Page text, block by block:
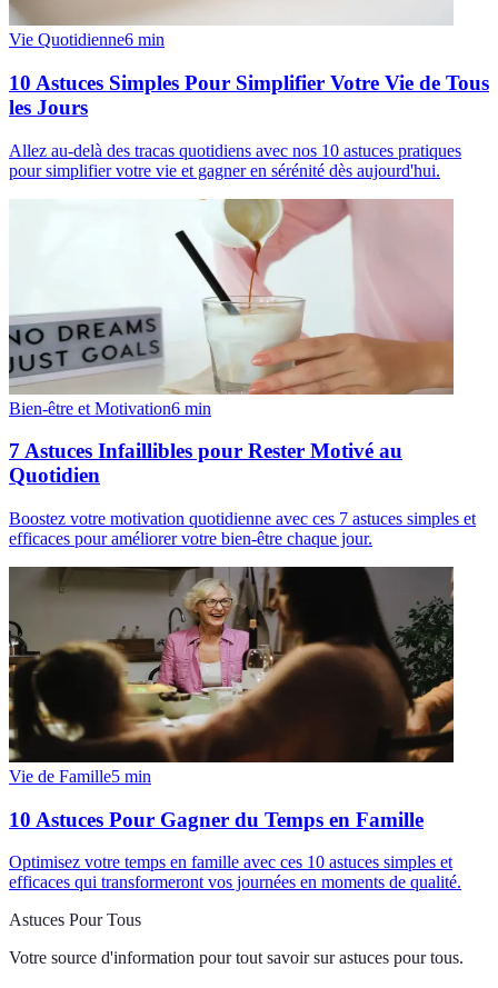
Vie Quotidienne6 min
10 Astuces Simples Pour Simplifier Votre Vie de Tous
les Jours
Allez au-delà des tracas quotidiens avec nos 10 astuces pratiques
pour simplifier votre vie et gagner en sérénité dès aujourd'hui.
Bien-être et Motivation6 min
7 Astuces Infaillibles pour Rester Motivé au
Quotidien
Boostez votre motivation quotidienne avec ces 7 astuces simples et
efficaces pour améliorer votre bien-être chaque jour.
Vie de Famille5 min
10 Astuces Pour Gagner du Temps en Famille
Optimisez votre temps en famille avec ces 10 astuces simples et
efficaces qui transformeront vos journées en moments de qualité.
Astuces Pour Tous
Votre source d'information pour tout savoir sur astuces pour tous.